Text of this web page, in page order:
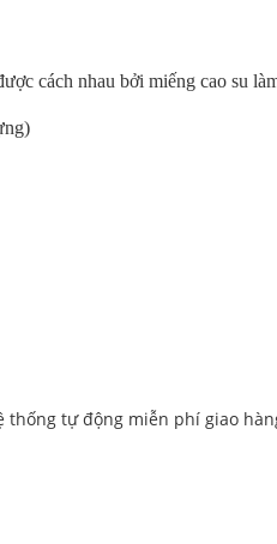
cách nhau bởi miếng cao su
tự động miễn phí giao